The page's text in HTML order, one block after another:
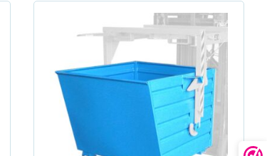
meerdere
variaties.
Deze
optie